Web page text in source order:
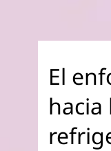
El
hacia